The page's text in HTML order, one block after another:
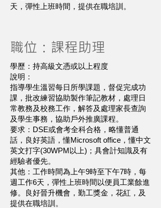
天，彈性上班時間，提供在職培訓。
職位：課程助理
學歷：持高級文憑或以上程度
說明：
指導學生溫習每日所學課題，督促完成功
課，批改練習協助製作筆記教材，處理日
常教務及校務工作，解答及處理家長查詢
及學生事務，協助戶外推廣課程。
要求：DSE或會考全科合格，略懂普通
話，良好英語，懂Microsoft office，懂中文
英文打字(30WPM以上)；具會計知識及有
經驗者優先。
其他：工作時間為上午9時至下午7時，每
週工作6天，彈性上班時間以便員工業餘進
修。
良好晉升機會，勤工獎金，花紅，及
提供在職培訓。